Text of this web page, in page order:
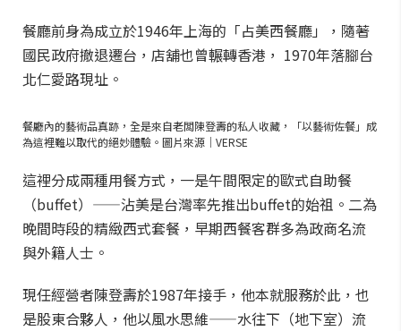
餐廳前身為成立於1946年上海的「占美西餐廳」，隨著
國民政府撤退遷台，店舖也曾輾轉香港， 1970年落腳台
北仁愛路現址。
餐廳內的藝術品真跡，全是來自老闆陳登壽的私人收藏，「以藝術佐餐」成
為這裡難以取代的絕妙體驗。圖片來源｜VERSE
這裡分成兩種用餐方式，一是午間限定的歐式自助餐
（buffet）——沾美是台灣率先推出buffet的始祖。二為
晚間時段的精緻西式套餐，早期西餐客群多為政商名流
與外籍人士。
現任經營者陳登壽於1987年接手，他本就服務於此，也
是股東合夥人，他以風水思維——水往下（地下室）流